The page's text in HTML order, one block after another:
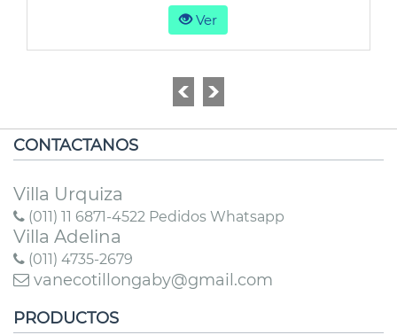
Ver
CONTACTANOS
Villa Urquiza
(011) 11 6871-4522 Pedidos Whatsapp
Villa Adelina
(011) 4735-2679
vanecotillongaby@gmail.com
PRODUCTOS